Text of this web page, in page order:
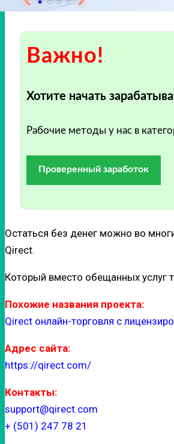
Важно!
Хотите начать
Рабочие методы у нас в
Проверенный заработок
Остаться без денег можно во
Qirect.
Который вместо обещанных услуг
Похожие названия проекта:
Qirect онлайн-торговля с
Адрес сайта:
https://qirect.com/
Контакты:
support@qirect.com
+ (501) 247 78 21